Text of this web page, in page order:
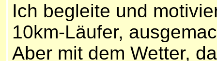
Ich begleite und
10km-Läufer,
Aber mit dem Wetter,